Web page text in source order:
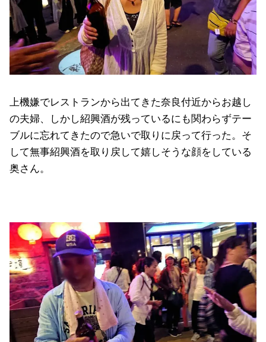
上機嫌でレストランから出てきた奈良付近からお越し
の夫婦、しかし紹興酒が残っているにも関わらずテー
ブルに忘れてきたので急いで取りに戻って行った。そ
して無事紹興酒を取り戻して嬉しそうな顔をしている
奥さん。